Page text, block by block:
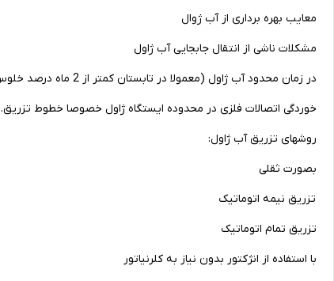
معایب بهره برداری از آب ژوال
مشکلات ناشی از انتقال جابجایی آب ژاول
در زمان محدود آب ژاول (معمولا در تابستان کمتر از 2 ماه درصد خلوس از 14 به 5 تقلیل می یابد )
خوردگی اتصالات فلزی در محدوده ایستگاه ژاول خصوصا خطوط تزریق.
روشهای تزریق آب ژاول:
بصورت ثقلی
تزریق نیمه اتوماتیک
تزریق تمام اتوماتیک
با استفاده از انژکتور بدون نیاز به کلرنیاتور